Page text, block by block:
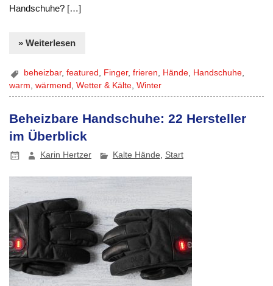
Handschuhe? […]
» Weiterlesen
beheizbar,featured , Finger,frieren, Hände, Handschuhe,
warm ,wärmend ,Wetter & Kälte ,Winter
Beheizbare Handschuhe: 22 Hersteller
im Überblick
Karin Hertzer Kalte Hände, Start